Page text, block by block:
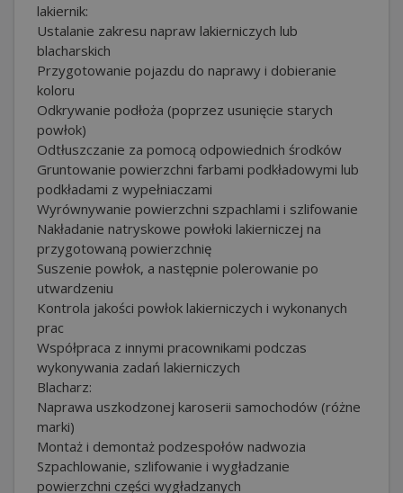
lakiernik:
Ustalanie zakresu napraw lakierniczych lub
blacharskich
Przygotowanie pojazdu do naprawy i dobieranie
koloru
Odkrywanie podłoża (poprzez usunięcie starych
powłok)
Odtłuszczanie za pomocą odpowiednich środków
Gruntowanie powierzchni farbami podkładowymi lub
podkładami z wypełniaczami
Wyrównywanie powierzchni szpachlami i szlifowanie
Nakładanie natryskowe powłoki lakierniczej na
przygotowaną powierzchnię
Suszenie powłok, a następnie polerowanie po
utwardzeniu
Kontrola jakości powłok lakierniczych i wykonanych
prac
Współpraca z innymi pracownikami podczas
wykonywania zadań lakierniczych
Blacharz:
Naprawa uszkodzonej karoserii samochodów (różne
marki)
Montaż i demontaż podzespołów nadwozia
Szpachlowanie, szlifowanie i wygładzanie
powierzchni części wygładzanych